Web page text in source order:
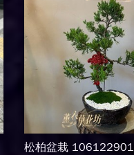
松柏盆栽 106122901